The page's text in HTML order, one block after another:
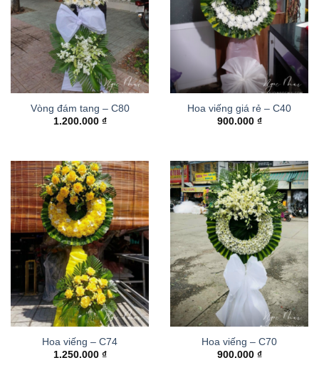
Vòng đám tang – C80
1.200.000 ₫
Hoa viếng giá rẻ – C40
900.000 ₫
Hoa viếng – C74
1.250.000 ₫
Hoa viếng – C70
900.000 ₫